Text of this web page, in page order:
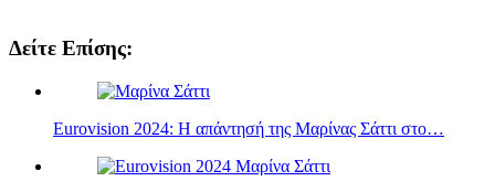
Δείτε Επίσης:
Eurovision 2024: Η απάντησή της Μαρίνας Σάττι στο…